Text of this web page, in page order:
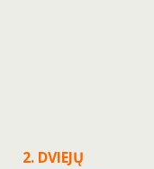
2. DVIEJŲ